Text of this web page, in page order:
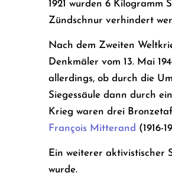
1921 wurden 6
Zündschnur verhindert
Nach dem Zweiten
Denkmäler vom 13. Mai
allerdings, ob durch die
Siegessäule dann durch
Krieg waren drei
François Mitterand (1916-
Ein weiterer aktivistischer
wurde.